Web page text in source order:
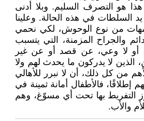
هو التصرف السليم. وبلا أدنى
السلطات في هذه الحالة. وعلينا
من نوع الوحوش، لكي نحمي
والجراح المزمنة، التي يتسبب
أو لا وعي، عن قصد أو عن غير
الذين لا يدركون ما يحدث لهم ولا
من كل ذلك، أن لا نبرر للأهالي
إطلاقًا، فالأطفال أمانة ثمينة في
التفريط بها تحت أي مسوّغ، وهم
والأب.